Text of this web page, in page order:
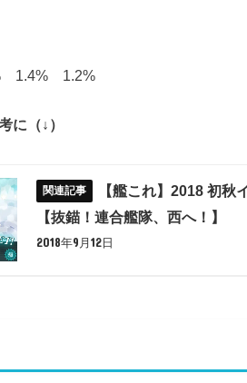
1.4% 1.2%
に（↓）
【艦これ】2018 初
【抜錨！連合艦隊、西へ！】
2018年9月12日